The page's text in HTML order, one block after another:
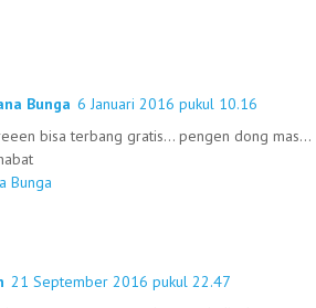
Bunga 6 Januari 2016 pukul 10.16
bisa terbang gratis... pengen dong mas...
Bunga
21 September 2016 pukul 22.47